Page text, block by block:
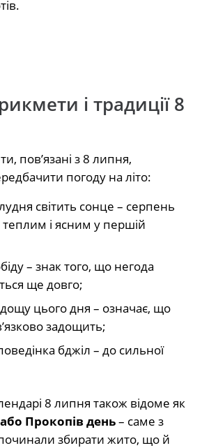
і традиції 8
пов’язані з 8 липня,
погоду на літо:
світить сонце – серпень
теплим і ясним у першій
– знак того, що негода
ще довго;
дощу цього дня – означає, що
задощить;
бджіл – до сильної
8 липня також відоме як
Прокопів день– саме з
збирати жито, що й